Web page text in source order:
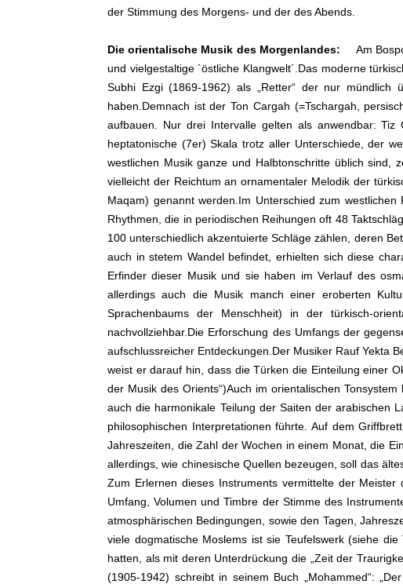
der Stimmung des Morgens- und der des Abends.
Die orientalische Musik des Morgenlandes: Am
und vielgestaltige `östliche Klangwelt´.Das moderne
Subhi Ezgi (1869-1962) als „Retter“ der nur mündlich
haben.Demnach ist der Ton Cargah (=Tschargah,
aufbauen. Nur drei Intervalle gelten als anwendbar:
heptatonische (7er) Skala trotz aller Unterschiede, der
westlichen Musik ganze und Halbtonschritte üblich sind,
vielleicht der Reichtum an ornamentaler Melodik der
Maqam) genannt werden.Im Unterschied zum
Rhythmen, die in periodischen Reihungen oft 48
100 unterschiedlich akzentuierte Schläge zählen, deren
auch in stetem Wandel befindet, erhielten sich diese
Erfinder dieser Musik und sie haben im Verlauf des
allerdings auch die Musik manch einer eroberten
Sprachenbaums der Menschheit) in der türkisch-
nachvollziehbar.Die Erforschung des Umfangs der
aufschlussreicher Entdeckungen.Der Musiker Rauf Yekta
weist er darauf hin, dass die Türken die Einteilung einer
der Musik des Orients“)Auch im orientalischen
auch die harmonikale Teilung der Saiten der arabischen
philosophischen Interpretationen führte. Auf dem
Jahreszeiten, die Zahl der Wochen in einem Monat, die
allerdings, wie chinesische Quellen bezeugen, soll das
Zum Erlernen dieses Instruments vermittelte der
Umfang, Volumen und Timbre der Stimme des
atmosphärischen Bedingungen, sowie den Tagen,
viele dogmatische Moslems ist sie Teufelswerk (siehe
hatten, als mit deren Unterdrückung die „Zeit der
(1905-1942) schreibt in seinem Buch „Mohammed“: